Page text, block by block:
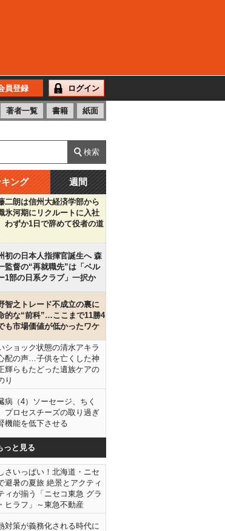
員登録 ログイン
著者一覧 書籍 紙面
ング 週間
二朗は信州大経済学部から
氷河期にリクルートに入社
わずか1日で辞めて役者の道
初の日本人指揮官誕生へ 森
監督の“再就職先”は「ベル
1部の日系クラブ」一択か
智之トレード不成立の裏に
的な“前科”…ここまで11勝4
も市場価値が低かったワケ
ショック状態の清水アキラ
配の声…子供を亡くした神
輝らもたどった遺族ケアの
り
病（4）ソーセージ、ちく
プロセスチーズの取り過ぎ
機能を低下させる
っと見る
さいっぱい！北海道・ニセ
避暑の夏旅 絶景とアクティ
ィが揃う「ニセコ東急 グラ
ヒラフ」～東急不動産
対策が義務化される時代に